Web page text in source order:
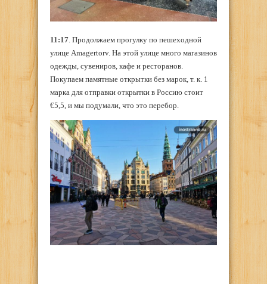
11:17 . Продолжаем прогулку по пешеходной
улице Amagertorv. На этой улице много магазинов
одежды, сувениров, кафе и ресторанов.
Покупаем памятные открытки без марок, т. к. 1
марка для отправки открытки в Россию стоит
€5,5, и мы подумали, что это перебор.